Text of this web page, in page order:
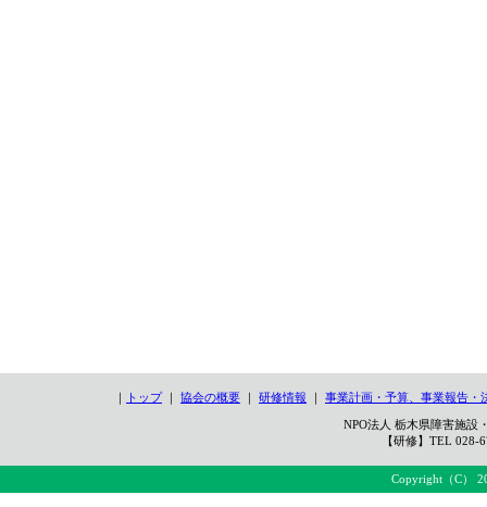
｜ トップ｜ 協会の概要 ｜ 研修情報 ｜ 事業計画・予算、事業報告・
NPO法人 栃木県障害施
【研修】TEL
Copyright（C）